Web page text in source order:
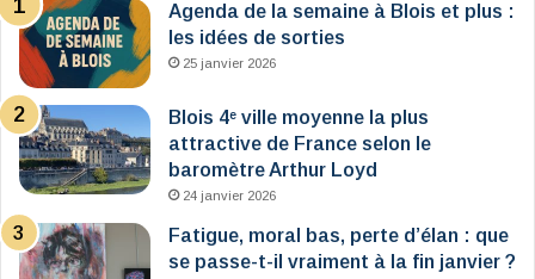
Agenda de la semaine à Blois et plus :
les idées de sorties
25 janvier 2026
Blois 4ᵉ ville moyenne la plus
attractive de France selon le
baromètre Arthur Loyd
24 janvier 2026
Fatigue, moral bas, perte d’élan : que
se passe-t-il vraiment à la fin janvier ?